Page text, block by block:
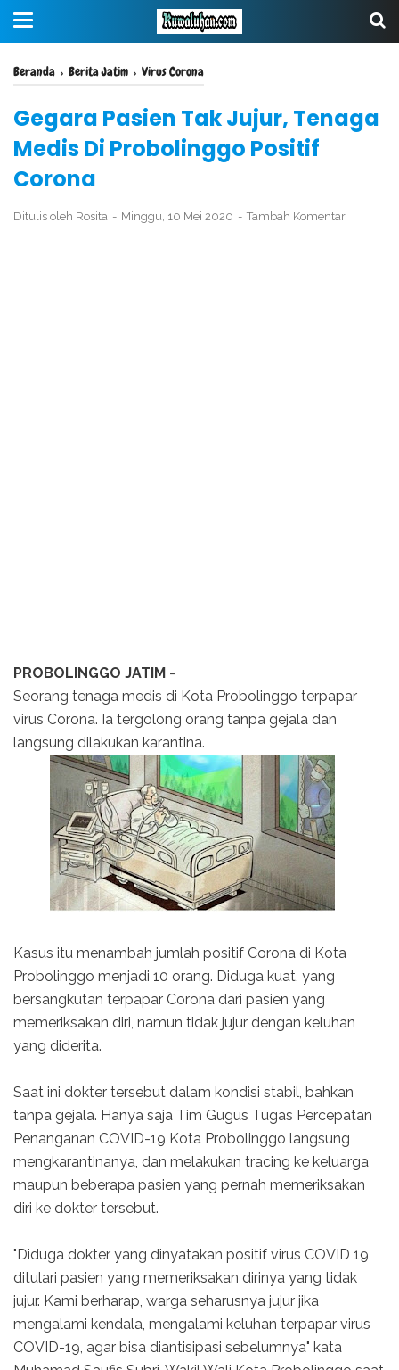
Beranda › Berita Jatim › Virus Corona
Gegara Pasien Tak Jujur, Tenaga
Medis Di Probolinggo Positif
Corona
Ditulis oleh Rosita Minggu, 10 Mei 2020 Tambah Komentar
PROBOLINGGO JATIM -
Seorang tenaga medis di Kota Probolinggo terpapar
virus Corona. Ia tergolong orang tanpa gejala dan
langsung dilakukan karantina.
Kasus itu menambah jumlah positif Corona di Kota
Probolinggo menjadi 10 orang. Diduga kuat, yang
bersangkutan terpapar Corona dari pasien yang
memeriksakan diri, namun tidak jujur dengan keluhan
yang diderita.
Saat ini dokter tersebut dalam kondisi stabil, bahkan
tanpa gejala. Hanya saja Tim Gugus Tugas Percepatan
Penanganan COVID-19 Kota Probolinggo langsung
mengkarantinanya, dan melakukan tracing ke keluarga
maupun beberapa pasien yang pernah memeriksakan
diri ke dokter tersebut.
"Diduga dokter yang dinyatakan positif virus COVID 19,
ditulari pasien yang memeriksakan dirinya yang tidak
jujur. Kami berharap, warga seharusnya jujur jika
mengalami kendala, mengalami keluhan terpapar virus
COVID-19, agar bisa diantisipasi sebelumnya" kata